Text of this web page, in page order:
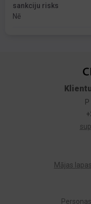
sankciju risks
Nē
Mājas